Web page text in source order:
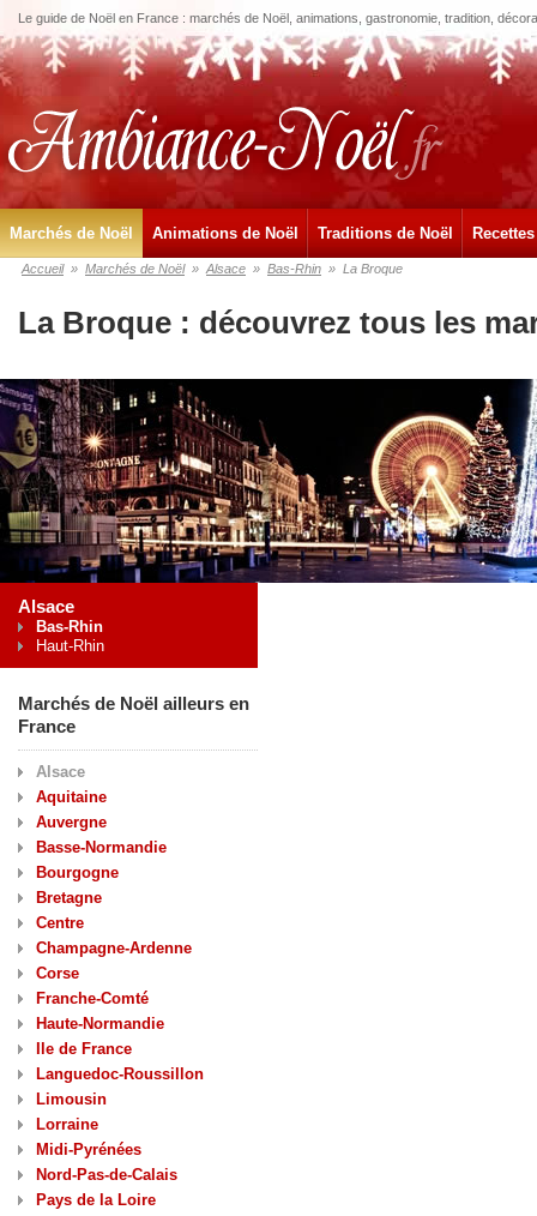
Le guide de Noël en France : marchés de Noël, animations, gastronomie, tradition,
Marchés de Noël Animations de Noël Traditions de Noël
Accueil » Marchés de Noël » Alsace » Bas-Rhin » La Broque
La Broque : découvrez tous les
Alsace
Bas-Rhin
Haut-Rhin
Marchés de Noël ailleurs en
France
Alsace
Aquitaine
Auvergne
Basse-Normandie
Bourgogne
Bretagne
Centre
Champagne-Ardenne
Corse
Franche-Comté
Haute-Normandie
Ile de France
Languedoc-Roussillon
Limousin
Lorraine
Midi-Pyrénées
Nord-Pas-de-Calais
Pays de la Loire